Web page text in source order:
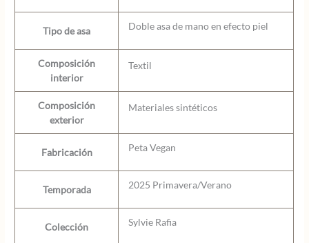
Tipo de asa Doble asa de mano en efecto piel
Composición
interior
Textil
Composición
exterior
Materiales sintéticos
Fabricación Peta Vegan
Temporada 2025 Primavera/Verano
Colección Sylvie Rafia